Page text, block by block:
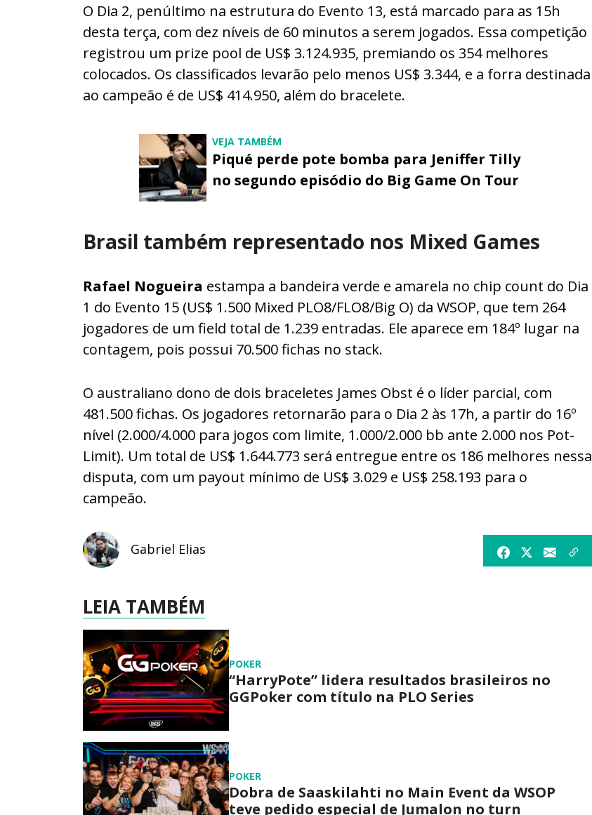
O Dia 2, penúltimo na estrutura do Evento 13, está marcado para as 15h
desta terça, com dez níveis de 60 minutos a serem jogados. Essa competição
registrou um prize pool de US$ 3.124.935, premiando os 354 melhores
colocados. Os classificados levarão pelo menos US$ 3.344, e a forra destinada
ao campeão é de US$ 414.950, além do bracelete.
VEJA TAMBÉM
Piqué perde pote bomba para Jeniffer Tilly
no segundo episódio do Big Game On Tour
Brasil também representado nos Mixed Games
Rafael Nogueira estampa a bandeira verde e amarela no chip count do Dia
1 do Evento 15 (US$ 1.500 Mixed PLO8/FLO8/Big O) da WSOP, que tem 264
jogadores de um field total de 1.239 entradas. Ele aparece em 184º lugar na
contagem, pois possui 70.500 fichas no stack.
O australiano dono de dois braceletes James Obst é o líder parcial, com
481.500 fichas. Os jogadores retornarão para o Dia 2 às 17h, a partir do 16º
nível (2.000/4.000 para jogos com limite, 1.000/2.000 bb ante 2.000 nos Pot-
Limit). Um total de US$ 1.644.773 será entregue entre os 186 melhores nessa
disputa, com um payout mínimo de US$ 3.029 e US$ 258.193 para o
campeão.
Gabriel Elias
LEIA TAMBÉM
POKER
“HarryPote” lidera resultados brasileiros no
GGPoker com título na PLO Series
POKER
Dobra de Saaskilahti no Main Event da WSOP
teve pedido especial de Jumalon no turn